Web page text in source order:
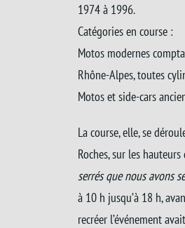
1974 à 1996.
Catégories en course :
Motos modernes
Rhône-Alpes, toutes
Motos et side-cars
La course, elle, se
Roches, sur les hauteurs
serrés que nous avons
à 10 h jusqu’à 18 h,
recréer l’événement